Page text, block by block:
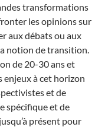
transformations
les opinions sur
aux débats ou aux
notion de transition.
de 20-30 ans et
enjeux à cet horizon
et de
spécifique et de
présent pour